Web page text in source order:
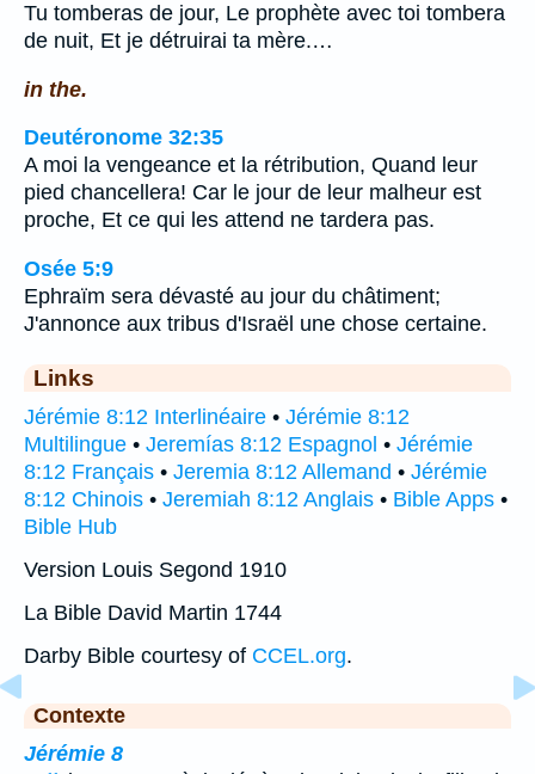
Tu tomberas de jour, Le prophète avec toi tombera
de nuit, Et je détruirai ta mère.…
in the.
Deutéronome 32:35
A moi la vengeance et la rétribution, Quand leur
pied chancellera! Car le jour de leur malheur est
proche, Et ce qui les attend ne tardera pas.
Osée 5:9
Ephraïm sera dévasté au jour du châtiment;
J'annonce aux tribus d'Israël une chose certaine.
Links
Jérémie 8:12 Interlinéaire • Jérémie 8:12
Multilingue • Jeremías 8:12 Espagnol • Jérémie
8:12 Français • Jeremia 8:12 Allemand • Jérémie
8:12 Chinois • Jeremiah 8:12 Anglais • Bible Apps •
Bible Hub
Version Louis Segond 1910
La Bible David Martin 1744
Darby Bible courtesy of CCEL.org.
Contexte
Jérémie 8